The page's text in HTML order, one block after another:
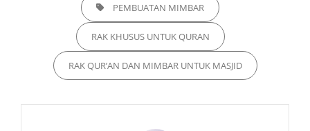
PEMBUATAN MIMBAR
RAK KHUSUS UNTUK QURAN
RAK QUR’AN DAN MIMBAR UNTUK MASJID